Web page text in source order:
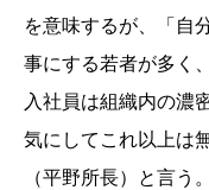
を意味するが、「自
事にする若者が多く
入社員は組織内の濃
気にしてこれ以上は
（平野所長）と言う。